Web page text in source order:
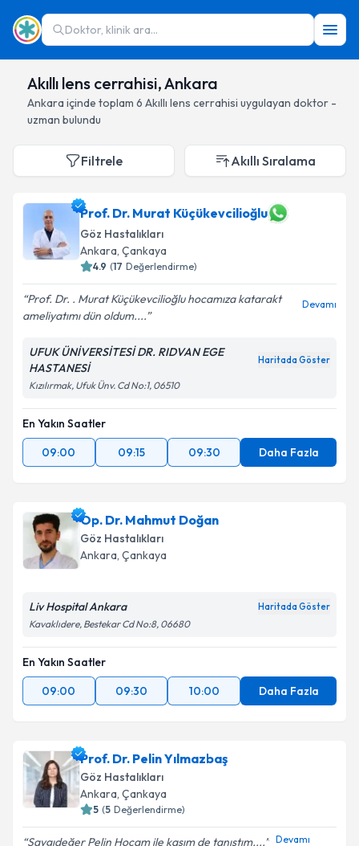
Doktor, klinik ara...
Akıllı lens cerrahisi, Ankara
Ankara içinde toplam 6 Akıllı lens cerrahisi uygulayan doktor -
uzman bulundu
Filtrele Akıllı Sıralama
Prof. Dr. Murat Küçükevcilioğlu
Göz Hastalıkları
Ankara, Çankaya
4.9 (17 Değerlendirme)
Prof. Dr. . Murat Küçükevcilioğlu hocamıza katarakt
ameliyatımı dün oldum....
Devamı
UFUK ÜNİVERSİTESİ DR. RIDVAN EGE
HASTANESİ
Haritada Göster
Kızılırmak, Ufuk Ünv. Cd No:1, 06510
En Yakın Saatler
09:00
09:15 09:30 Daha Fazla
Op. Dr. Mahmut Doğan
Göz Hastalıkları
Ankara, Çankaya
Liv Hospital Ankara Haritada Göster
Kavaklıdere, Bestekar Cd No:8, 06680
En Yakın Saatler
09:00
09:30 10:00 Daha Fazla
Prof. Dr. Pelin Yılmazbaş
Göz Hastalıkları
Ankara, Çankaya
5 (5 Değerlendirme)
Saygıdeğer Pelin Hocam ile kasım de tanıştım.... Devamı